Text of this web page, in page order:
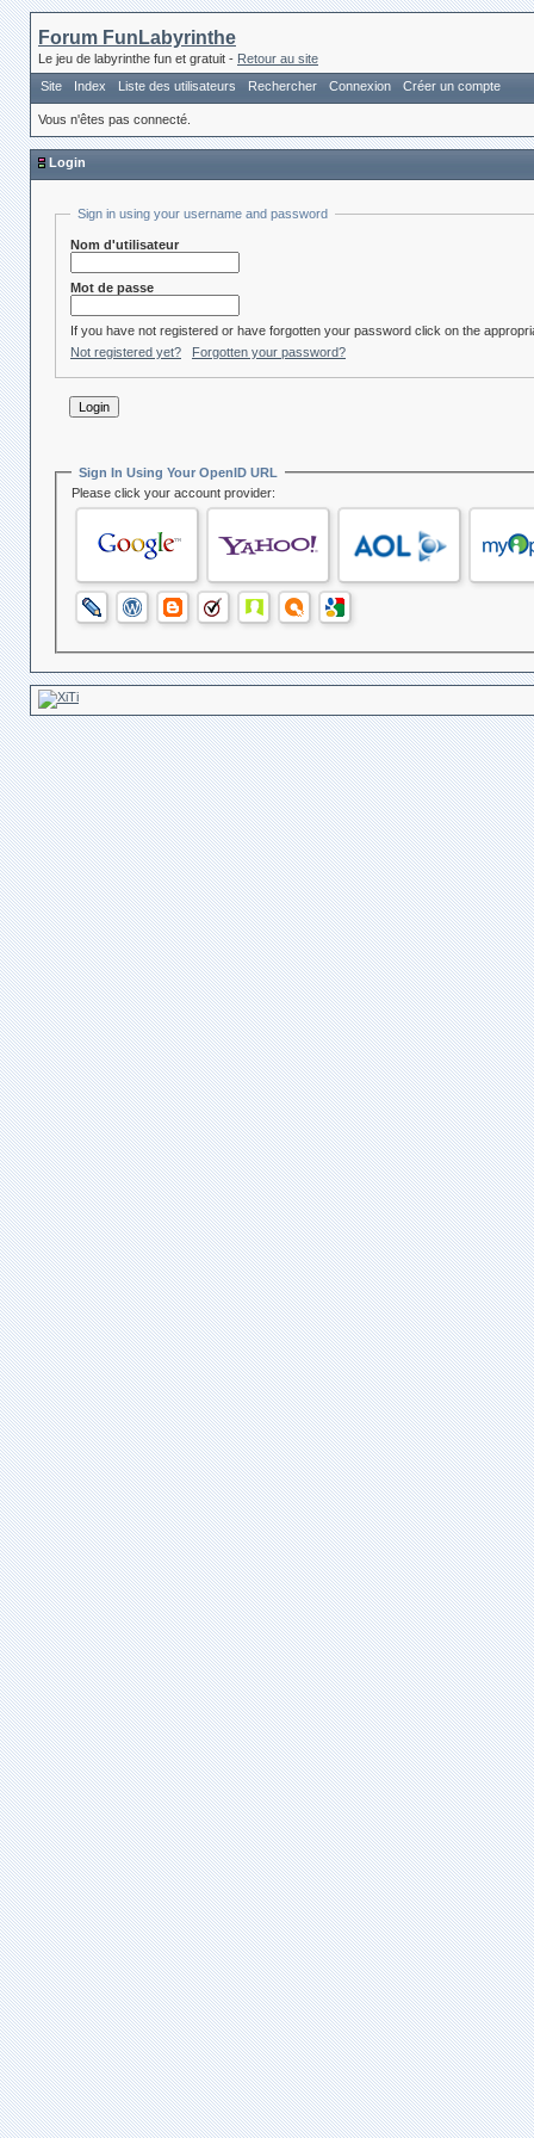
Forum FunLabyrinthe
Le jeu de labyrinthe fun et gratuit - Retour au site
Site
Index Liste des utilisateurs Rechercher Connexion Créer un compte
Vous n'êtes pas connecté.
Login
Sign in using your username and password
Nom d'utilisateur
Mot de passe
If you have not registered or have forgotten your password click on the
Not registered yet?
Forgotten your password?
Sign In Using Your OpenID URL
Please click your account provider: